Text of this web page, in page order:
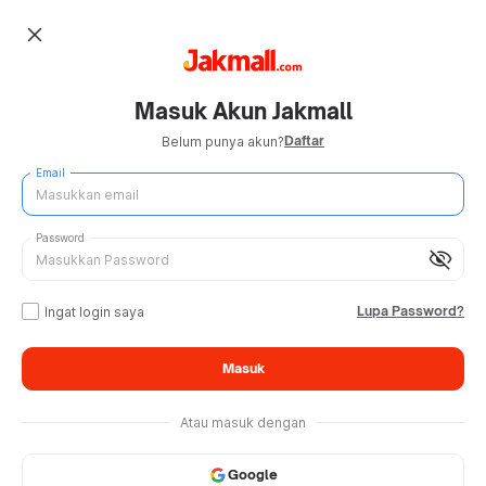
close
Masuk Akun Jakmall
Belum punya akun?Daftar
Email
visibility_off
Password
Ingat login saya Lupa Password?
Masuk
Atau masuk dengan
Google